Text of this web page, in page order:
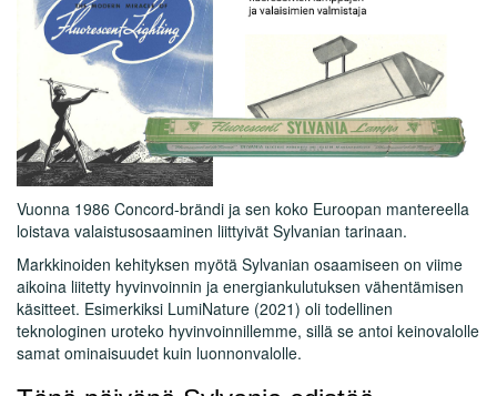
Vuonna 1986 Concord-brändi ja sen koko Euroopan mantereella
loistava valaistusosaaminen liittyivät Sylvanian tarinaan.
Markkinoiden kehityksen myötä Sylvanian osaamiseen on viime
aikoina liitetty hyvinvoinnin ja energiankulutuksen vähentämisen
käsitteet. Esimerkiksi LumiNature (2021) oli todellinen
teknologinen uroteko hyvinvoinnillemme, sillä se antoi keinovalolle
samat ominaisuudet kuin luonnonvalolle.